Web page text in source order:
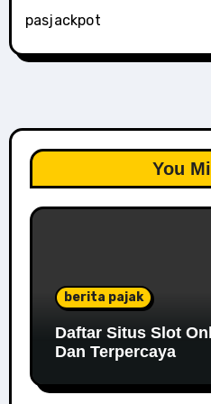
pasjackpot
You
berita pajak
Daftar Situs Slot
Dan Terpercaya